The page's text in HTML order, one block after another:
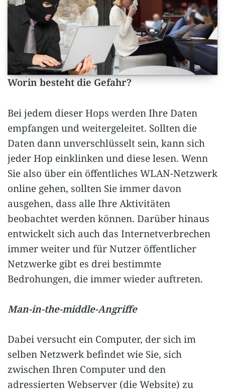
Worin besteht die Gefahr?
Bei jedem dieser Hops werden Ihre Daten
empfangen und weitergeleitet. Sollten die
Daten dann unverschlüsselt sein, kann sich
jeder Hop einklinken und diese lesen. Wenn
Sie also über ein öffentliches WLAN-Netzwerk
online gehen, sollten Sie immer davon
ausgehen, dass alle Ihre Aktivitäten
beobachtet werden können. Darüber hinaus
entwickelt sich auch das Internetverbrechen
immer weiter und für Nutzer öffentlicher
Netzwerke gibt es drei bestimmte
Bedrohungen, die immer wieder auftreten.
Man-in-the-middle-Angriffe
Dabei versucht ein Computer, der sich im
selben Netzwerk befindet wie Sie, sich
zwischen Ihren Computer und den
adressierten Webserver (die Website) zu